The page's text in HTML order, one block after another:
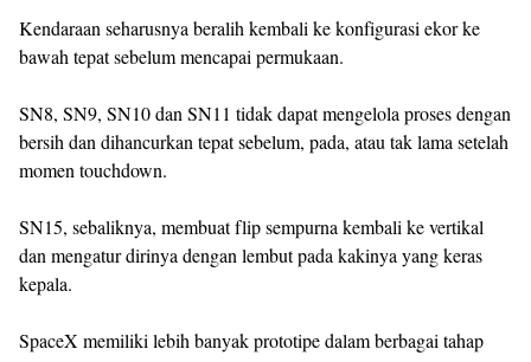
Kendaraan seharusnya beralih kembali ke konfigurasi ekor ke
bawah tepat sebelum mencapai permukaan.
SN8, SN9, SN10 dan SN11 tidak dapat mengelola proses dengan
bersih dan dihancurkan tepat sebelum, pada, atau tak lama setelah
momen touchdown.
SN15, sebaliknya, membuat flip sempurna kembali ke vertikal
dan mengatur dirinya dengan lembut pada kakinya yang keras
kepala.
SpaceX memiliki lebih banyak prototipe dalam berbagai tahap